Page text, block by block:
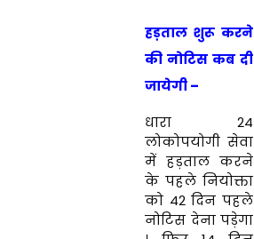
हड़ताल शुरू करने
की नोटिस कब दी
जायेगी –
धारा 24
लोकोपयोगी सेवा
में हड़ताल करने
के पहले नियोक्ता
को 42 दिन पहले
नोटिस देना पड़ेगा